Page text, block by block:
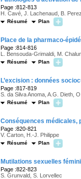
Page :812-813
H. Cavé, J. Lachenaud, B.
Résumé Plan
Place de la pharmaco-
Page :814-816
L. Bensouda-Grimaldi, M.
Résumé Plan
L’excision : données
Page :817-819
S. da Silva Anoma, A.G. Dieth,
Résumé Plan
Conséquences médicales,
Page :820-821
V. Carton, H.-J. Philippe
Résumé Plan
Mutilations sexuelles
Page :822-823
S. Grunvald, S. Lorvellec